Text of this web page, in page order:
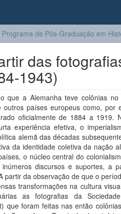
de Pós-Graduação em
das
1943)
que a Alemanha teve colônias
outros países europeus como, por
oficialmente de 1884 a 1919.
experiência efetiva, o
alemã das décadas
da identidade coletiva da nação
o núcleo central do
discursos e suportes, a
partir da observação de que o
transformações na cultura
as fotografias da
que foram feitas nas então